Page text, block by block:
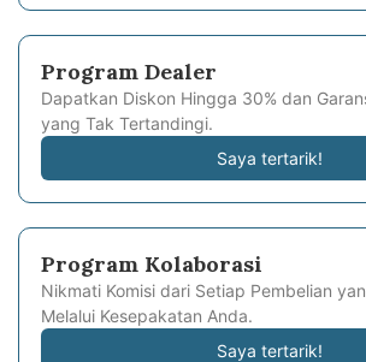
Program Dealer
Dapatkan Diskon Hingga 30% dan
yang Tak Tertandingi.
Saya tertarik!
Program Kolaborasi
Nikmati Komisi dari Setiap Pembelian
Melalui Kesepakatan Anda.
Saya tertarik!